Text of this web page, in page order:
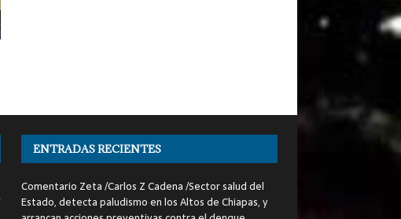
ENTRADAS RECIENTES
Comentario Zeta /Carlos Z Cadena /Sector salud del
Estado, detecta paludismo en los Altos de Chiapas, y